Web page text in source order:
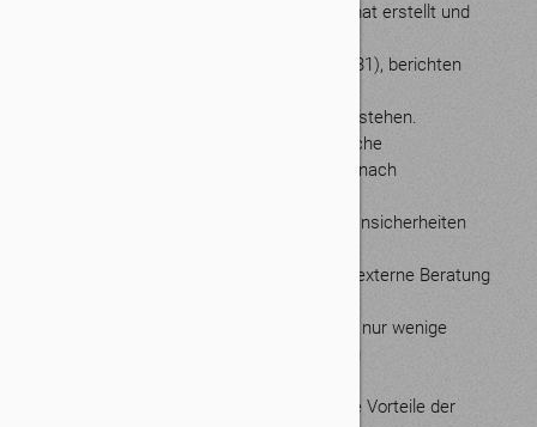
müssen nicht in einem E-Rechnungsformat erstellt und
Obwohl es EU-weit Normen gibt (EN 16931), berichten
Anforderungen und Validierungsregeln bestehen.
Bemängelt wird auch, dass unterschiedliche
Standards zwischen E-Rechnungspflicht nach
anderen Vorschriften bestehen, was zu Unsicherheiten
Investitionen in Software, Schulung oder externe Beratung
Aufwand gerade bei kleineren Firmen, die nur wenige
Rechnungen erstellen, unverhältnismäßig
Zusammengefasst ist zu sagen, dass die Vorteile der